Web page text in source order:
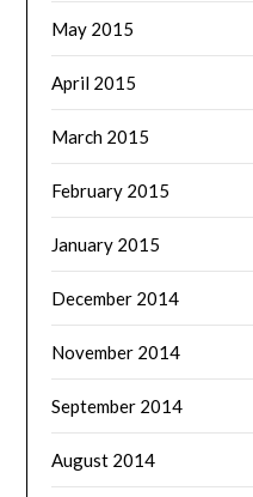
May 2015
April 2015
March 2015
February 2015
January 2015
December 2014
November 2014
September 2014
August 2014